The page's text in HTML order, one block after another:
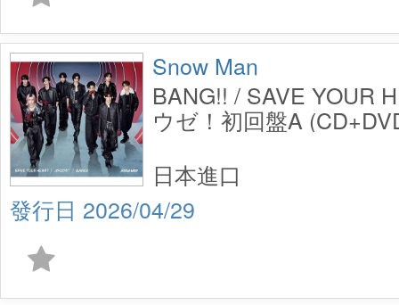
Snow Man
BANG!! / SAVE YOUR
ウゼ！初回盤A
2026/04/29
日本進口